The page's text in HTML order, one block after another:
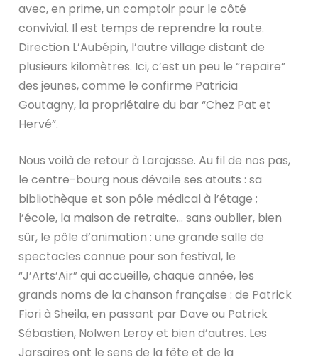
avec, en prime, un comptoir pour le côté
convivial. Il est temps de reprendre la route.
Direction L’Aubépin, l’autre village distant de
plusieurs kilomètres. Ici, c’est un peu le “repaire”
des jeunes, comme le confirme Patricia
Goutagny, la propriétaire du bar “Chez Pat et
Hervé”.
Nous voilà de retour à Larajasse. Au fil de nos pas,
le centre-bourg nous dévoile ses atouts : sa
bibliothèque et son pôle médical à l’étage ;
l’école, la maison de retraite… sans oublier, bien
sûr, le pôle d’animation : une grande salle de
spectacles connue pour son festival, le
“J’Arts’Air” qui accueille, chaque année, les
grands noms de la chanson française : de Patrick
Fiori à Sheila, en passant par Dave ou Patrick
Sébastien, Nolwen Leroy et bien d’autres. Les
Jarsaires ont le sens de la fête et de la